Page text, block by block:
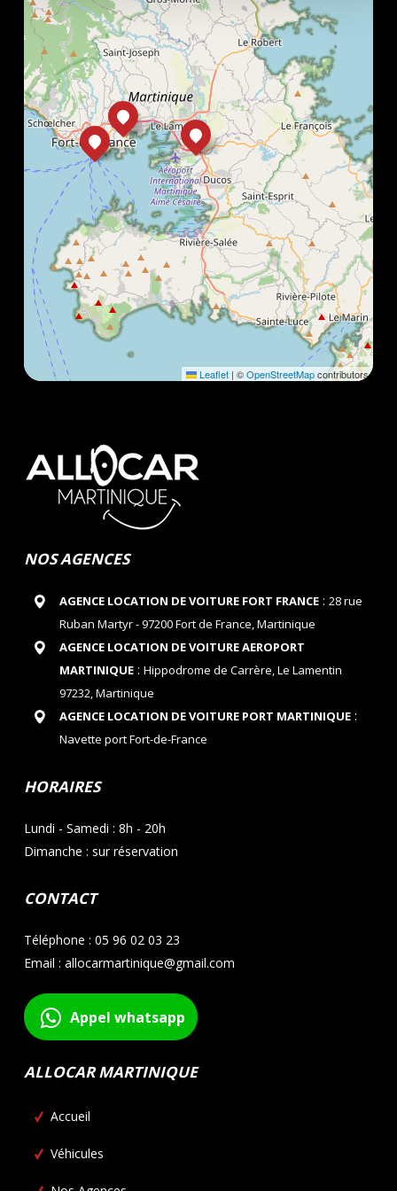
Leaflet | ©OpenStreetMapcontributors
NOS AGENCES
AGENCE LOCATION DE VOITURE FORT FRANCE: 28 rue
Ruban Martyr - 97200 Fort de France, Martinique
AGENCE LOCATION DE VOITURE AEROPORT
MARTINIQUE: Hippodrome de Carrère, Le Lamentin
97232, Martinique
AGENCE LOCATION DE VOITURE PORT MARTINIQUE:
Navette port Fort-de-France
HORAIRES
Lundi - Samedi : 8h - 20h
Dimanche : sur réservation
CONTACT
Téléphone : 05 96 02 03 23
Email : allocarmartinique@gmail.com
Appel whatsapp
ALLOCAR MARTINIQUE
Accueil
Véhicules